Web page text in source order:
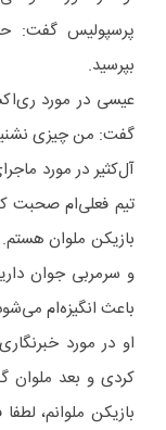
پرسپولیس گفت:
بپرسید.
عیسی در مورد
گفت: من چیزی
آل‌کثیر در مورد
تیم فعلی‌ام صحبت
بازیکن ملوان
و سرمربی جوان
باعث انگیزه‌ام
او در مورد
کردی و بعد ملوان
بازیکن ملوانم،